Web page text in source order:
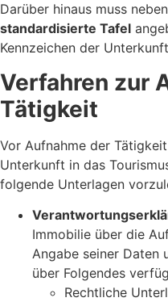
Darüber hinaus muss
standardisierte Tafel
Kennzeichen der
Verfahren zur
Tätigkeit
Vor Aufnahme der
Unterkunft in das
folgende Unterlagen
Immobilie über die
Angabe seiner Daten
über Folgendes
Rechtliche